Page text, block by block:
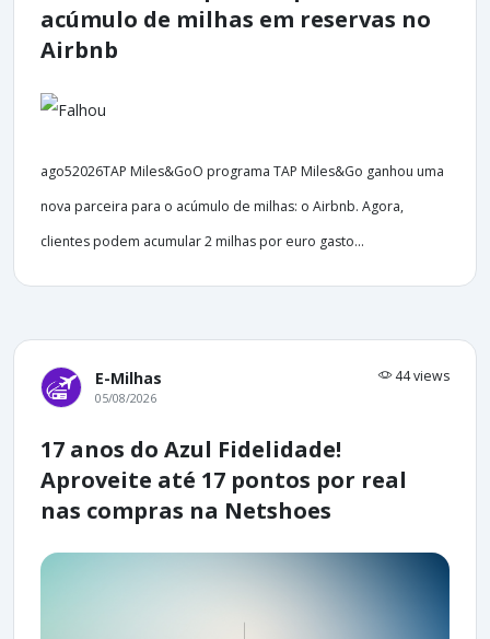
acúmulo de milhas em reservas no
Airbnb
ago52026TAP Miles&GoO programa TAP Miles&Go ganhou uma
nova parceira para o acúmulo de milhas: o Airbnb. Agora,
clientes podem acumular 2 milhas por euro gasto...
E-Milhas 44 views
05/08/2026
17 anos do Azul Fidelidade!
Aproveite até 17 pontos por real
nas compras na Netshoes